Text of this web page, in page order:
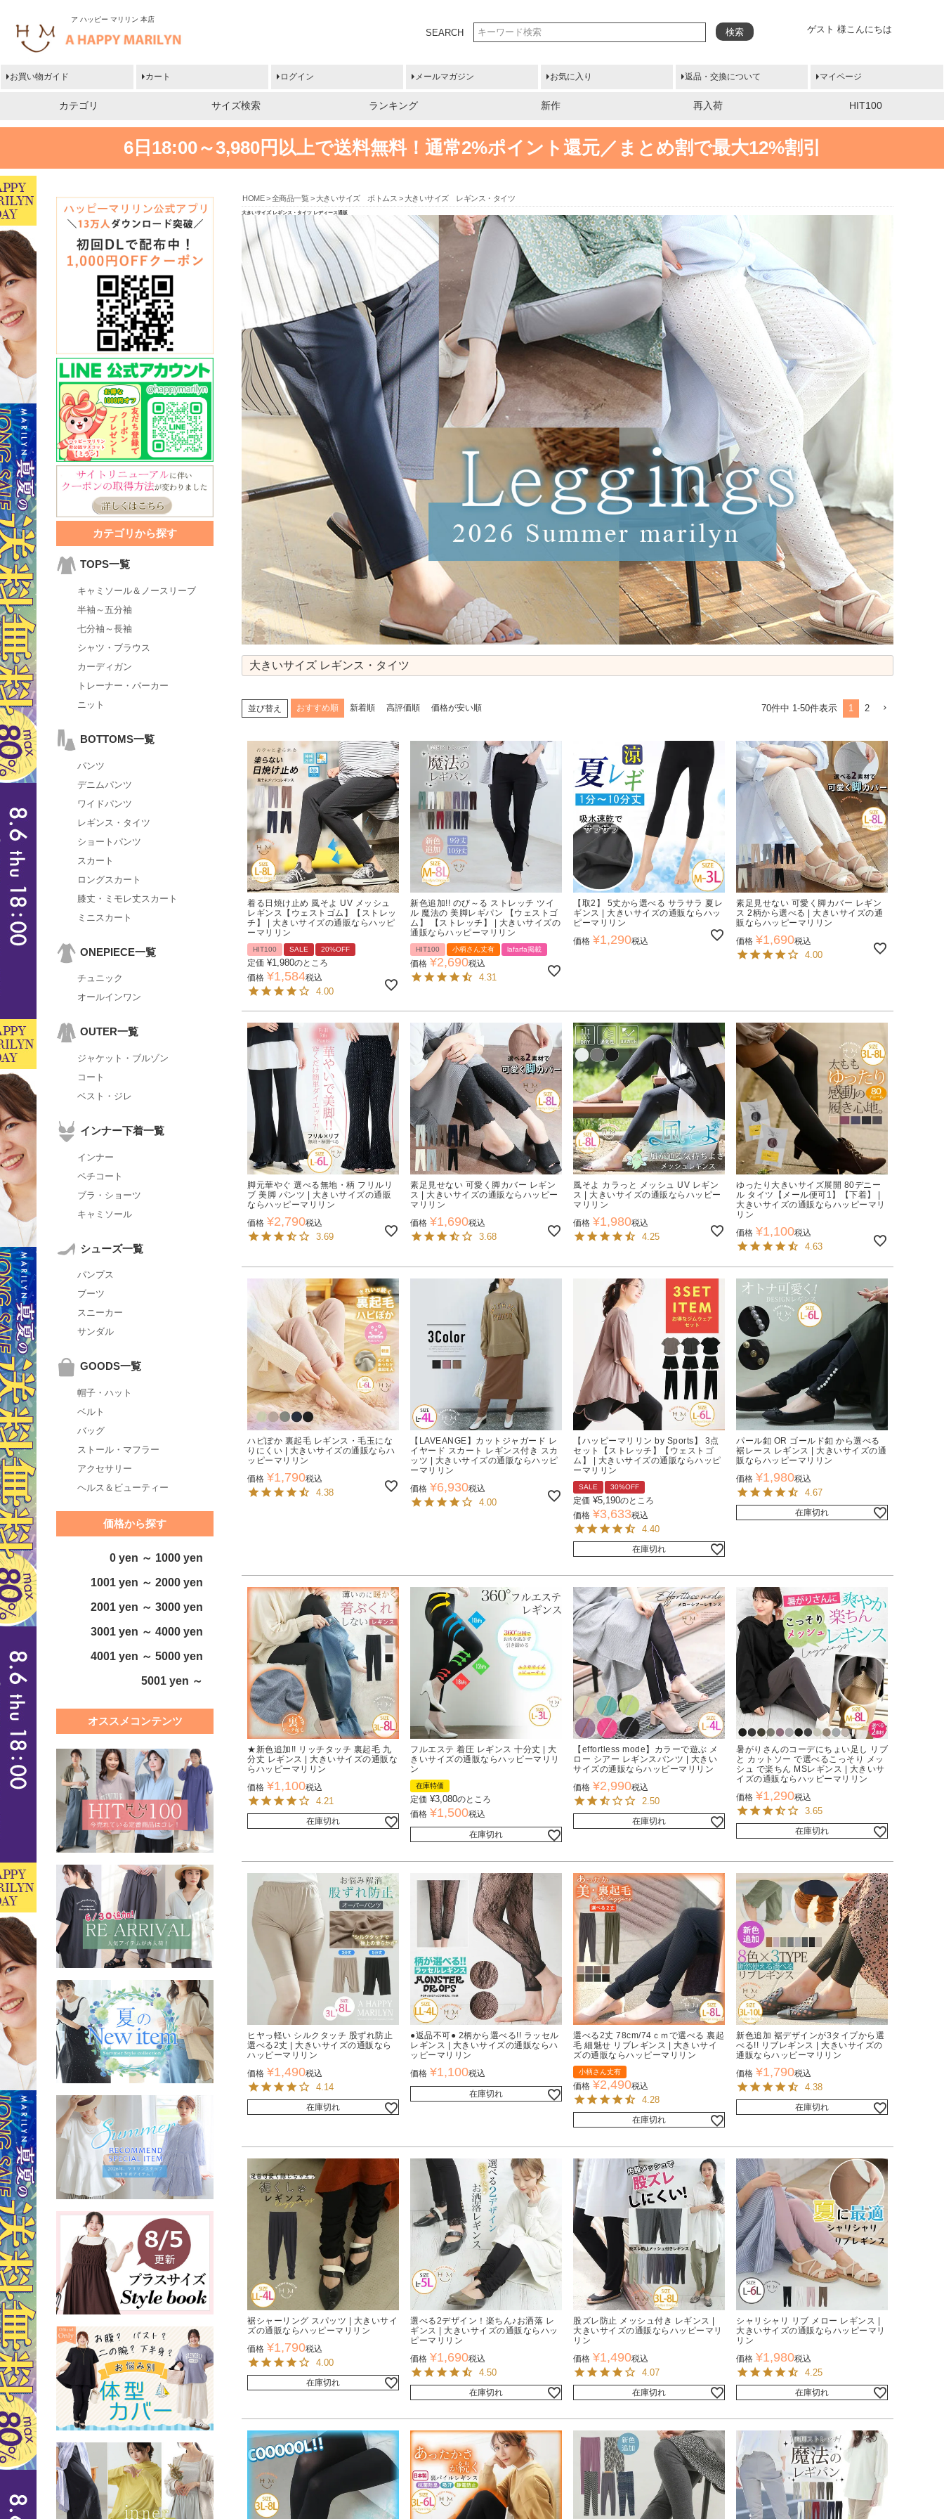
ア ハッピー マリリン 本店
ゲスト 様こんにちは
SEARCH 検索
お買い物ガイド カート ログイン メールマガジン お気に入り 返品・交換について マイページ
カテゴリ サイズ検索 ランキング 新作 再入荷 HIT100
6日18:00～3,980円以上で送料無料！ 通常2%ポイント還元／まとめ割で最大12%割引
カテゴリから探す
TOPS一覧
キャミソール＆ノースリーブ
半袖～五分袖
七分袖～長袖
シャツ・ブラウス
カーディガン
トレーナー・パーカー
ニット
BOTTOMS一覧
パンツ
デニムパンツ
ワイドパンツ
レギンス・タイツ
ショートパンツ
スカート
ロングスカート
膝丈・ミモレ丈スカート
ミニスカート
ONEPIECE一覧
チュニック
オールインワン
OUTER一覧
ジャケット・ブルゾン
コート
ベスト・ジレ
インナー下着一覧
インナー
ペチコート
ブラ・ショーツ
キャミソール
シューズ一覧
パンプス
ブーツ
スニーカー
サンダル
GOODS一覧
帽子・ハット
ベルト
バッグ
ストール・マフラー
アクセサリー
ヘルス＆ビューティー
価格から探す
0 yen ～ 1000 yen
1001 yen ～ 2000 yen
2001 yen ～ 3000 yen
3001 yen ～ 4000 yen
4001 yen ～ 5000 yen
5001 yen ～
オススメコンテンツ
HOME 全商品一覧 大きいサイズ ボトムス 大きいサイズ レギンス・タイツ
大きいサイズ レギンス・タイツ レディース通販
大きいサイズ レギンス・タイツ
並び替え おすすめ順 新着順 高評価順 価格が安い順 70件中 1-50件表示 1 2
着る日焼け止め 風そよ UV メッシュ
レギンス【ウェストゴム】【ストレッ
チ】 | 大きいサイズの通販ならハッピ
ーマリリン
HIT100 SALE 20%OFF
定価 ¥1,980のところ
価格 ¥1,584税込
4.00
新色追加!! のび～る ストレッチ ツイ
ル 魔法の 美脚レギパン 【ウェストゴ
ム】 【ストレッチ】 | 大きいサイズの
通販ならハッピーマリリン
HIT100 小柄さん丈有 lafarfa掲載
価格 ¥2,690税込
4.31
【取2】 5丈から選べる サラサラ 夏レ
ギンス | 大きいサイズの通販ならハッ
ピーマリリン
価格 ¥1,290税込
素足見せない 可愛く脚カバー レギン
ス 2柄から選べる | 大きいサイズの通
販ならハッピーマリリン
価格 ¥1,690税込
4.00
脚元華やぐ 選べる無地・柄 フリルリ
ブ 美脚 パンツ | 大きいサイズの通販
ならハッピーマリリン
価格 ¥2,790税込
3.69
素足見せない 可愛く脚カバー レギン
ス | 大きいサイズの通販ならハッピー
マリリン
価格 ¥1,690税込
3.68
風そよ カラっと メッシュ UV レギン
ス | 大きいサイズの通販ならハッピー
マリリン
価格 ¥1,980税込
4.25
ゆったり大きいサイズ展開 80デニー
ル タイツ【メール便可1】【下着】 |
大きいサイズの通販ならハッピーマリ
リン
価格 ¥1,100税込
4.63
ハピぽか 裏起毛 レギンス・毛玉にな
りにくい | 大きいサイズの通販ならハ
ッピーマリリン
価格 ¥1,790税込
4.38
【LAVEANGE】カットジャガード レ
イヤード スカート レギンス付き スカ
ッツ | 大きいサイズの通販ならハッピ
ーマリリン
価格 ¥6,930税込
4.00
【ハッピーマリリン by Sports】 3点
セット【ストレッチ】【ウェストゴ
ム】 | 大きいサイズの通販ならハッピ
ーマリリン
SALE 30%OFF
定価 ¥5,190のところ
価格 ¥3,633税込
4.40
在庫切れ
パール釦 OR ゴールド釦 から選べる
裾レース レギンス | 大きいサイズの通
販ならハッピーマリリン
価格 ¥1,980税込
4.67
在庫切れ
★新色追加!! リッチタッチ 裏起毛 九
分丈 レギンス | 大きいサイズの通販な
らハッピーマリリン
価格 ¥1,100税込
4.21
在庫切れ
フルエステ 着圧 レギンス 十分丈 | 大
きいサイズの通販ならハッピーマリリ
ン
在庫特価
定価 ¥3,080のところ
価格 ¥1,500税込
在庫切れ
【effortless mode】カラーで遊ぶ メ
ロー シアー レギンスパンツ | 大きい
サイズの通販ならハッピーマリリン
価格 ¥2,990税込
2.50
在庫切れ
暑がりさんのコーデにちょい足し リブ
と カットソー で選べるこっそり メッ
シュ で楽ちん MSレギンス | 大きいサ
イズの通販ならハッピーマリリン
価格 ¥1,290税込
3.65
在庫切れ
ヒヤっ軽い シルクタッチ 股ずれ防止
選べる2丈 | 大きいサイズの通販なら
ハッピーマリリン
価格 ¥1,490税込
4.14
在庫切れ
●返品不可● 2柄から選べる!! ラッセル
レギンス | 大きいサイズの通販ならハ
ッピーマリリン
価格 ¥1,100税込
在庫切れ
選べる2丈 78cm/74ｃｍで選べる 裏起
毛 細魅せ リブレギンス | 大きいサイ
ズの通販ならハッピーマリリン
小柄さん丈有
価格 ¥2,490税込
4.28
在庫切れ
新色追加 裾デザインが3タイプから選
べる!! リブレギンス | 大きいサイズの
通販ならハッピーマリリン
価格 ¥1,790税込
4.38
在庫切れ
裾シャーリング スパッツ | 大きいサイ
ズの通販ならハッピーマリリン
価格 ¥1,790税込
4.00
在庫切れ
選べる2デザイン！楽ちん♪お洒落 レ
ギンス | 大きいサイズの通販ならハッ
ピーマリリン
価格 ¥1,690税込
4.50
在庫切れ
股ズレ防止 メッシュ付き レギンス |
大きいサイズの通販ならハッピーマリ
リン
価格 ¥1,490税込
4.07
在庫切れ
シャリシャリ リブ メロー レギンス |
大きいサイズの通販ならハッピーマリ
リン
価格 ¥1,980税込
4.25
在庫切れ